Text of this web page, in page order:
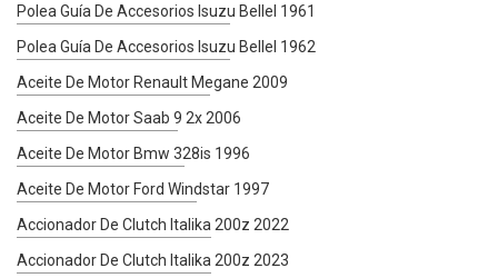
Polea Guía De Accesorios Isuzu Bellel 1961
Polea Guía De Accesorios Isuzu Bellel 1962
Aceite De Motor Renault Megane 2009
Aceite De Motor Saab 9 2x 2006
Aceite De Motor Bmw 328is 1996
Aceite De Motor Ford Windstar 1997
Accionador De Clutch Italika 200z 2022
Accionador De Clutch Italika 200z 2023